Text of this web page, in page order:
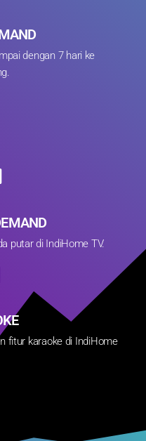
dengan 7 hari ke
putar di IndiHome TV.
fitur karaoke di IndiHome